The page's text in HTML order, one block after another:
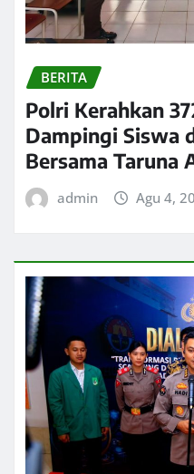
BERITA
Polri Kerahkan
Dampingi Siswa
Bersama Taruna
admin Agu 4,